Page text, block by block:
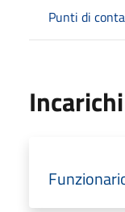
Punti di
Incarichi